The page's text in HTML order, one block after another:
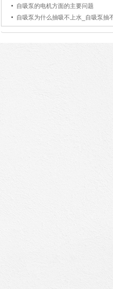
自吸泵的电机方面的主要问题
自吸泵为什么抽吸不上水_自吸泵抽